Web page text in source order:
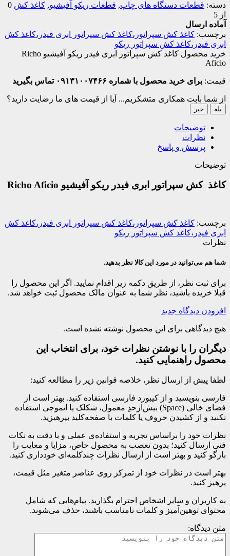
دسته: قطعات دستگاه های چاپ, قطعات ریکو آفیشیو, کاغذ کش 0
از 5
آماده ارسال
برچسب: کاغذ کش سپراتور،کاغذ کش سپراتور ابری فیدر،کاغذ کش
ابری فیدر،کاغذ کش سپراتور ریکو
خرید محصول کاغذ کش سپراتور ابری فیدر ریکو آفیشیو Richo
Aficio
قیمت: برای خرید محصول با شماره ۰۹۱۳۱۰۰۷۴۶۶ تماس بگیرید
از شما بابت همکاری متشکریم... آیا از قیمت های ما رضایت دارید؟
بله خیر
توضیحات
نظرات
پرسش و پاسخ
توضیحات
کاغذ کش سپراتور ابری فیدر ریکو آفیشیو Richo Aficio
برچسب: کاغذ کش سپراتور،کاغذ کش سپراتور ابری فیدر،کاغذ کش
ابری فیدر،کاغذ کش سپراتور ریکو
نظرات
شما هم می‌توانید در مورد این کالا نظر بدهید.
برای ثبت نظر، از طریق دکمه زیر اقدام نمایید. اگر این محصول را
قبلا خریده باشید، نظر شما به عنوان مالک محصول ثبت خواهد شد.
افزودن دیدگاه جدید
هیچ دیدگاهی برای این محصول نوشته نشده است.
دیگران را با نوشتن نظرات خود، برای انتخاب این
محصول راهنمایی کنید.
لطفا پیش از ارسال نظر، خلاصه قوانین زیر را مطالعه کنید:
فارسی بنویسید و از کیبورد فارسی استفاده کنید. بهتر است از
فضای خالی (Space) بیش‌از‌حدِ معمول، شکلک یا ایموجی استفاده
نکنید و از کشیدن حروف یا کلمات با صفحه‌کلید بپرهیزید.
نظرات خود را براساس تجربه و استفاده‌ی عملی و با دقت به نکات
فنی ارسال کنید؛ بدون تعصب به محصول خاص، مزایا و معایب را
بازگو کنید و بهتر است از ارسال نظرات چندکلمه‌‌ای خودداری کنید.
بهتر است در نظرات خود از تمرکز روی عناصر متغیر مثل قیمت،
پرهیز کنید.
به کاربران و سایر اشخاص احترام بگذارید. پیام‌هایی که شامل
محتوای توهین‌آمیز و کلمات نامناسب باشند، حذف می‌شوند.
متن دیدگاه: